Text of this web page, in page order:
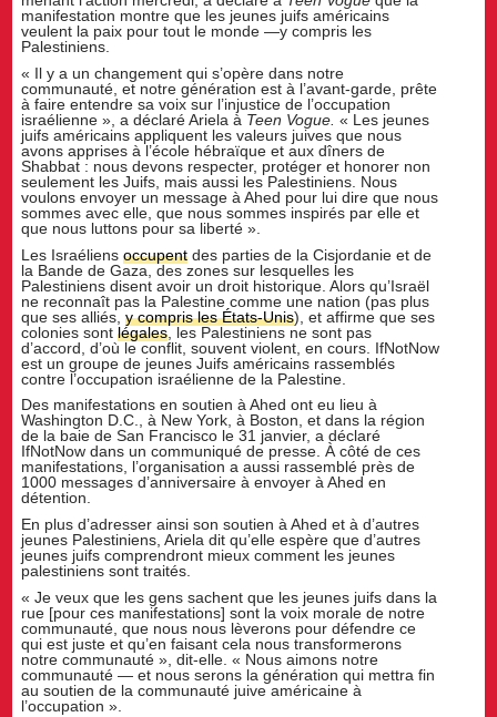
manifestation montre que les jeunes juifs américains
veulent la paix pour tout le monde —y compris les
Palestiniens.
« Il y a un changement qui s’opère dans notre
communauté, et notre génération est à l’avant-garde, prête
à faire entendre sa voix sur l’injustice de l’occupation
israélienne », a déclaré Ariela à Teen Vogue. « Les jeunes
juifs américains appliquent les valeurs juives que nous
avons apprises à l’école hébraïque et aux dîners de
Shabbat : nous devons respecter, protéger et honorer non
seulement les Juifs, mais aussi les Palestiniens. Nous
voulons envoyer un message à Ahed pour lui dire que nous
sommes avec elle, que nous sommes inspirés par elle et
que nous luttons pour sa liberté ».
Les Israéliensoccupent des parties de la Cisjordanie et de
la Bande de Gaza, des zones sur lesquelles les
Palestiniens disent avoir un droit historique. Alors qu’Israël
ne reconnaît pas la Palestine comme une nation (pas plus
que ses alliés,y compris les États-Unis), et affirme que ses
colonies sontlégales, les Palestiniens ne sont pas
d’accord, d’où le conflit, souvent violent, en cours. IfNotNow
est un groupe de jeunes Juifs américains rassemblés
contre l’occupation israélienne de la Palestine.
Des manifestations en soutien à Ahed ont eu lieu à
Washington D.C., à New York, à Boston, et dans la région
de la baie de San Francisco le 31 janvier, a déclaré
IfNotNow dans un communiqué de presse. À côté de ces
manifestations, l’organisation a aussi rassemblé près de
1000 messages d’anniversaire à envoyer à Ahed en
détention.
En plus d’adresser ainsi son soutien à Ahed et à d’autres
jeunes Palestiniens, Ariela dit qu’elle espère que d’autres
jeunes juifs comprendront mieux comment les jeunes
palestiniens sont traités.
« Je veux que les gens sachent que les jeunes juifs dans la
rue [pour ces manifestations] sont la voix morale de notre
communauté, que nous nous lèverons pour défendre ce
qui est juste et qu’en faisant cela nous transformerons
notre communauté », dit-elle. « Nous aimons notre
communauté — et nous serons la génération qui mettra fin
au soutien de la communauté juive américaine à
l’occupation ».